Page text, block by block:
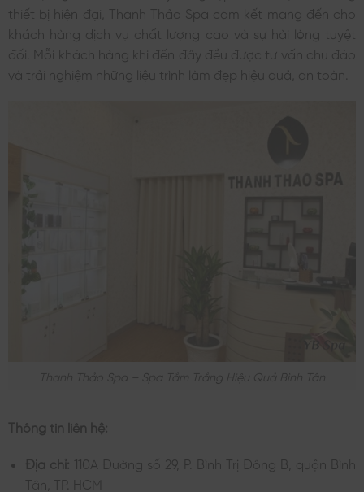
thiết bị hiện đại, Thanh Thảo Spa cam kết mang đến cho
khách hàng dịch vụ chất lượng cao và sự hài lòng tuyệt
đối. Mỗi khách hàng khi đến đây đều được tư vấn chu đáo
và trải nghiệm những liệu trình làm đẹp hiệu quả, an toàn.
Thanh Thảo Spa – Spa Tắm Trắng Hiệu Quả Bình Tân
Thông tin liên hệ:
Địa chỉ: 110A Đường số 29, P. Bình Trị Đông B, quận Bình
Tân, TP. HCM